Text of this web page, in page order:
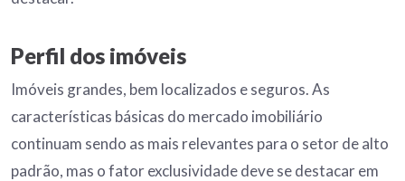
Perfil dos imóveis
Imóveis grandes, bem localizados e seguros. As
características básicas do mercado imobiliário
continuam sendo as mais relevantes para o setor de alto
padrão, mas o fator exclusividade deve se destacar em